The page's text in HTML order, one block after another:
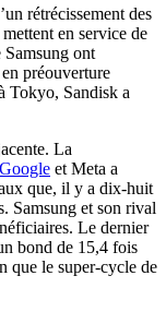
rétrécissement des
en service de
ont
préouverture
Tokyo, Sandisk a
La
Google et Meta a
que, il y a dix-huit
Samsung et son rival
Le dernier
bond de 15,4 fois
que le super-cycle de